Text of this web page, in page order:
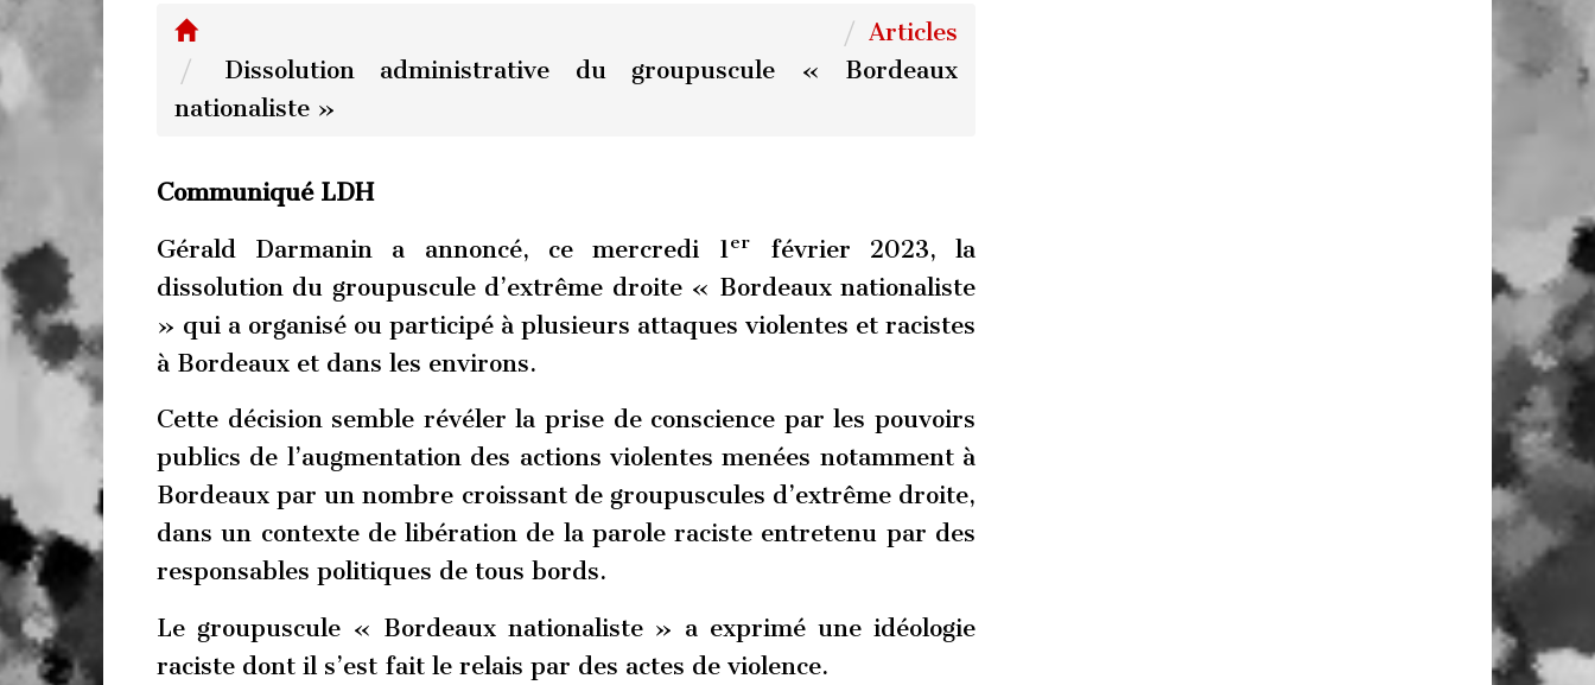
Articles
Dissolution administrative du groupuscule « Bordeaux
nationaliste »
Communiqué LDH
Gérald Darmanin a annoncé, ce mercredi 1 er
février 2023, la
dissolution du groupuscule d’extrême droite « Bordeaux nationaliste
» qui a organisé ou participé à plusieurs attaques violentes et racistes
à Bordeaux et dans les environs.
Cette décision semble révéler la prise de conscience par les pouvoirs
publics de l’augmentation des actions violentes menées notamment à
Bordeaux par un nombre croissant de groupuscules d’extrême droite,
dans un contexte de libération de la parole raciste entretenu par des
responsables politiques de tous bords.
Le groupuscule « Bordeaux nationaliste » a exprimé une idéologie
raciste dont il s’est fait le relais par des actes de violence.